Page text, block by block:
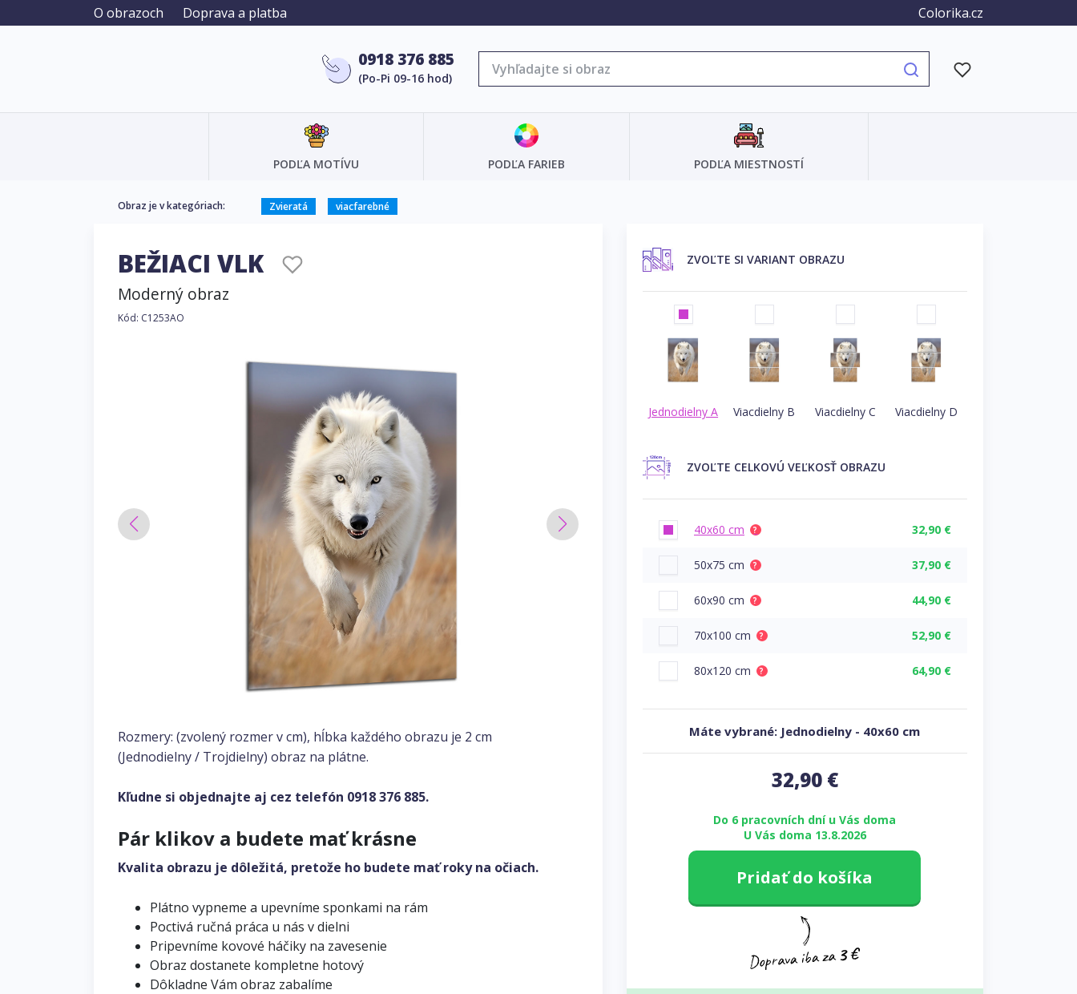
O obrazoch Doprava a platba Colorika.cz
0918 376 885
(Po-Pi 09-16 hod)
PODĽA MOTÍVU PODĽA FARIEB PODĽA MIESTNOSTÍ
Obraz je v kategóriach: Zvieratá viacfarebné
BEŽIACI VLK
Moderný obraz
Kód: C1253AO
Rozmery: (zvolený rozmer v cm), hĺbka každého obrazu je 2 cm
(Jednodielny / Trojdielny) obraz na plátne.
Kľudne si objednajte aj cez telefón 0918 376 885.
Pár klikov a budete mať krásne
Kvalita obrazu je dôležitá, pretože ho budete mať roky na očiach.
Plátno vypneme a upevníme sponkami na rám
Poctivá ručná práca u nás v dielni
Pripevníme kovové háčiky na zavesenie
Obraz dostanete kompletne hotový
Dôkladne Vám obraz zabalíme
ZVOĽTE SI VARIANT OBRAZU
Jednodielny A Viacdielny B Viacdielny C Viacdielny D
ZVOĽTE CELKOVÚ VEĽKOSŤ OBRAZU
40x60 cm ? 32,90 €
50x75 cm ? 37,90 €
60x90 cm ? 44,90 €
70x100 cm ? 52,90 €
80x120 cm ? 64,90 €
Máte vybrané: Jednodielny - 40x60 cm
32,90€
Do 6 pracovních dní u Vás doma
U Vás doma 13.8.2026
Pridať do košíka